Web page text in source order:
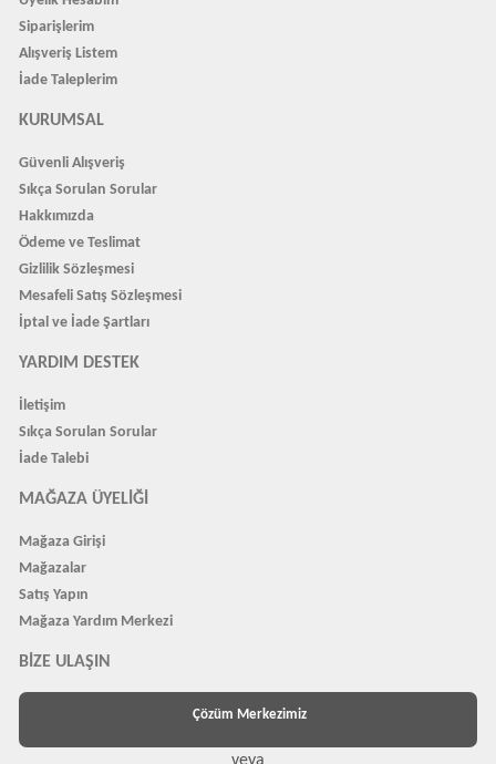
Siparişlerim
Alışveriş Listem
İade Taleplerim
KURUMSAL
Güvenli Alışveriş
Sıkça Sorulan Sorular
Hakkımızda
Ödeme ve Teslimat
Gizlilik Sözleşmesi
Mesafeli Satış Sözleşmesi
İptal ve İade Şartları
YARDIM DESTEK
İletişim
Sıkça Sorulan Sorular
İade Talebi
MAĞAZA ÜYELIĞI
Mağaza Girişi
Mağazalar
Satış Yapın
Mağaza Yardım Merkezi
BIZE ULAŞIN
Çözüm Merkezimiz
veya